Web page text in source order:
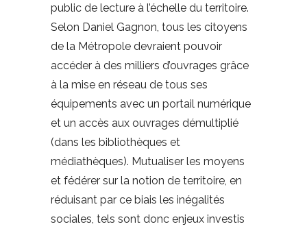
public de lecture à l’échelle du territoire.
Selon Daniel Gagnon, tous les citoyens
de la Métropole devraient pouvoir
accéder à des milliers d’ouvrages grâce
à la mise en réseau de tous ses
équipements avec un portail numérique
et un accès aux ouvrages démultiplié
(dans les bibliothèques et
médiathèques). Mutualiser les moyens
et fédérer sur la notion de territoire, en
réduisant par ce biais les inégalités
sociales, tels sont donc enjeux investis